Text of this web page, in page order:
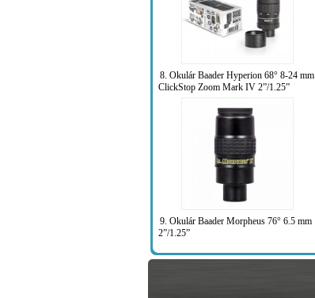
8. Okulár Baader Hyperion 68° 8-24 mm
ClickStop Zoom Mark IV 2”/1.25”
9. Okulár Baader Morpheus 76° 6.5 mm
2”/1.25”